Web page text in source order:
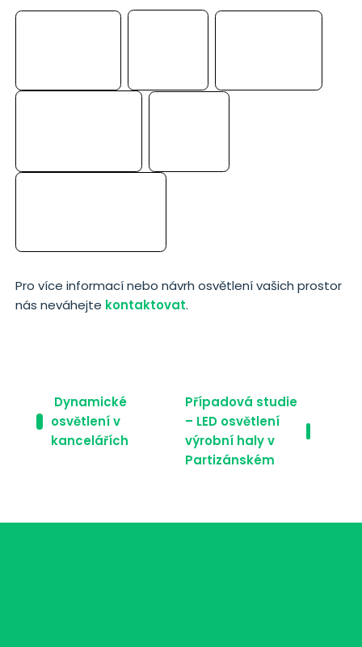
Pro více informací nebo návrh osvětlení vašich prostor
nás neváhejte kontaktovat.
Navigace pro
Dynamické
osvětlení v
kancelářích
Případová studie
– LED osvětlení
výrobní haly v
Partizánském